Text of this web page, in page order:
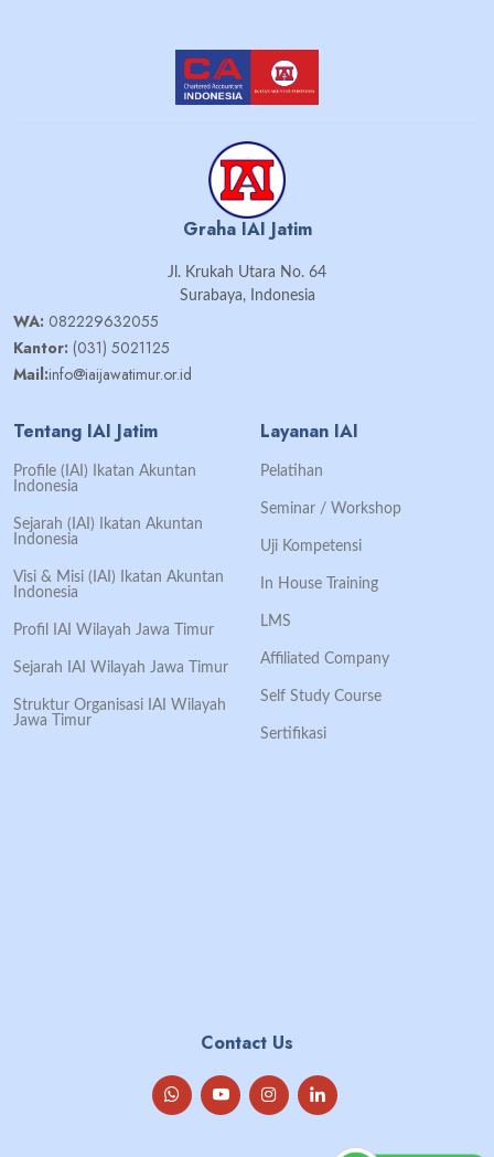
Graha IAI Jatim
Jl. Krukah Utara No. 64
Surabaya, Indonesia
WA: 082229632055
Kantor: (031) 5021125
Mail:info@iaijawatimur.or.id
Tentang IAI Jatim
Profile (IAI) Ikatan Akuntan
Indonesia
Sejarah (IAI) Ikatan Akuntan
Indonesia
Visi & Misi (IAI) Ikatan Akuntan
Indonesia
Profil IAI Wilayah Jawa Timur
Sejarah IAI Wilayah Jawa Timur
Struktur Organisasi IAI Wilayah
Jawa Timur
Layanan IAI
Pelatihan
Seminar / Workshop
Uji Kompetensi
In House Training
LMS
Affiliated Company
Self Study Course
Sertifikasi
Contact Us